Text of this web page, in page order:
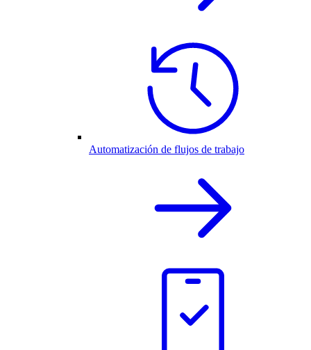
Automatización de flujos de trabajo